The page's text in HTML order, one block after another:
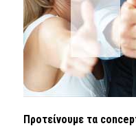
Προτείνουμε τα